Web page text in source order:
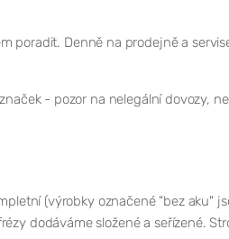
poradit. Denně na prodejně a
- pozor na nelegální dovozy,
(výrobky označené "bez aku"
dodáváme složené a seřízené.